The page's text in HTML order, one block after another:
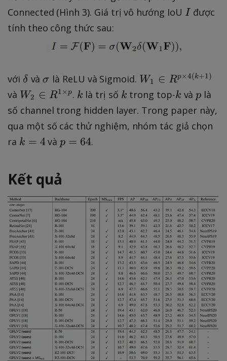
a
t
h
c
F
}
\l
ef
t
(
c
o
t
\
ri
g
h
t
)
Connected (Hình 3). Giá trị vô hướng IoU I
I được
tính theo công thức sau:
với \
d
e
l
t
a
δ và\
si
m
a
σ là ReLU và Sigmoid. W
_
{
1
}
{
p
\t
i
m
es
4
(
k
+
1
)
}
W1 ∈ Rp×4(k+1)
và W
_
2
}
n
R
^
{
1
\t
i
m
es
p
}
W2 ∈ R1×p. k
k là trị số k
k trong top-k
k vàp
p là
số channel trong hidden layer. Trong paper này,
qua một số các thử nghiệm, nhóm tác giả chọn
ra k
k = 4vàp
4
p = 64.
Kết quả